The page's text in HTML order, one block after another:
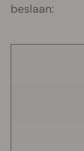
beslaan: